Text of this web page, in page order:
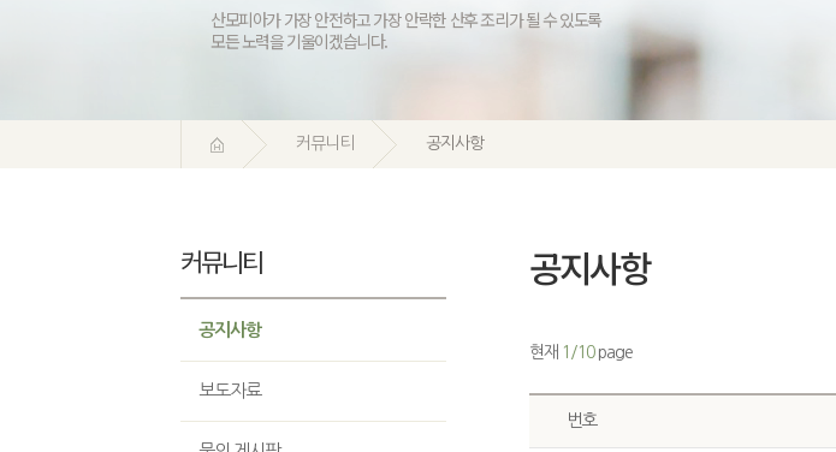
산모피아가 가장 안전하고 가장 안락한 산후 조리가 될 수 있도록
모든 노력을 기울이겠습니다.
커뮤니티 공지사항
커뮤니티
공지사항
보도자료
공지사항
번호
현재 1/10page